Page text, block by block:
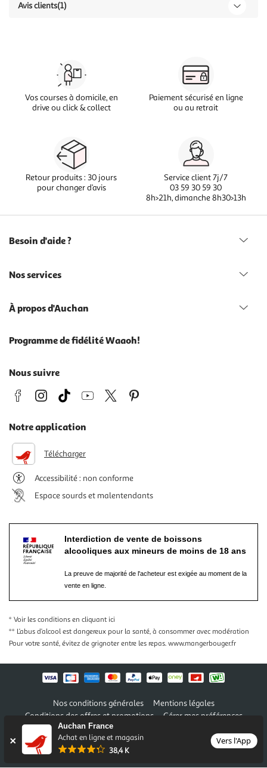
Auchan France
Achat en ligne et magasin
38,4 K
Vers l'App
Avis clients(1)
Vos courses à domicile, en
drive ou click & collect
Paiement sécurisé en ligne
ou au retrait
Retour produits : 30 jours
pour changer d’avis
Service client 7j/7
03 59 30 59 30
8h>21h, dimanche 8h30>13h
Besoin d'aide ?
Nos services
À propos d'Auchan
Programme de fidélité Waaoh!
Nous suivre
Notre application
Télécharger
Accessibilité : non conforme
Espace sourds et malentendants
Interdiction de vente de boissons
alcooliques aux mineurs de moins de 18 ans
La preuve de majorité de l'acheteur est exigée au moment de la
vente en ligne.
* Voir les conditions en cliquant ici
** L’abus d’alcool est dangereux pour la santé, à consommer avec modération
Pour votre santé, évitez de grignoter entre les repas. www.mangerbouger.fr
Nos conditions générales
Mentions légales
Conditions des offres et promotions
Gérer mes préférences
Politique de confidentialité
Auchan 2026 © Tous droits réservés